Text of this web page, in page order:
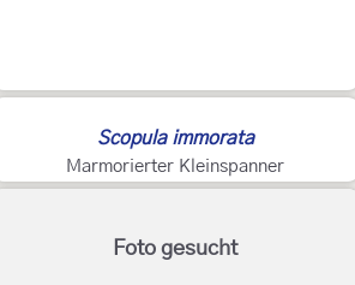
Scopula immorata
Marmorierter Kleinspanner
Foto gesucht